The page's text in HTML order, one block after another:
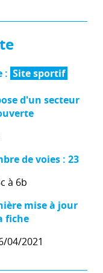
: Site sportif
d'un secteur
de voies : 23
à 6b
mise à jour
fiche
04/2021